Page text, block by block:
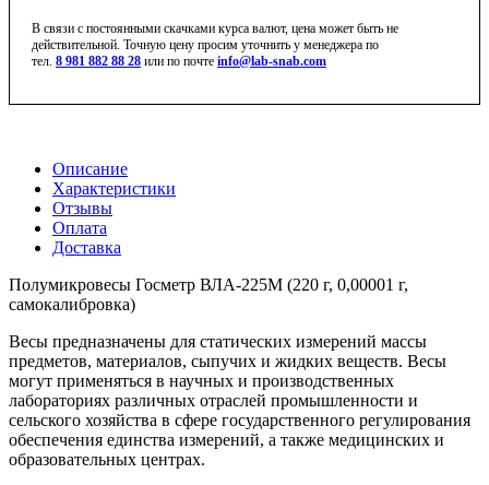
В связи с постоянными скачками курса валют, цена может быть не
действительной. Точную цену просим уточнить у менеджера по
тел. 8 981 882 88 28 или по почте info@lab-snab.com
Описание
Характеристики
Отзывы
Оплата
Доставка
Полумикровесы Госметр ВЛА-225M (220 г, 0,00001 г,
самокалибровка)
Весы предназначены для статических измерений массы
предметов, материалов, сыпучих и жидких веществ. Весы
могут применяться в научных и производственных
лабораториях различных отраслей промышленности и
сельского хозяйства в сфере государственного регулирования
обеспечения единства измерений, а также медицинских и
образовательных центрах.